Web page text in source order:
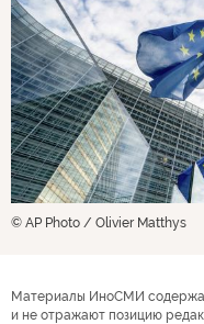
© AP Photo / Olivier Matthys
Материалы ИноСМИ
и не отражают позицию